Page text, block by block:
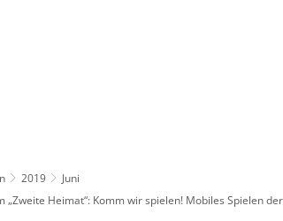
2019
Juni
„Zweite Heimat“: Komm wir spielen! Mobiles Spielen